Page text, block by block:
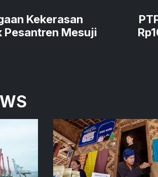
Kekerasan
Pesantren Mesuji